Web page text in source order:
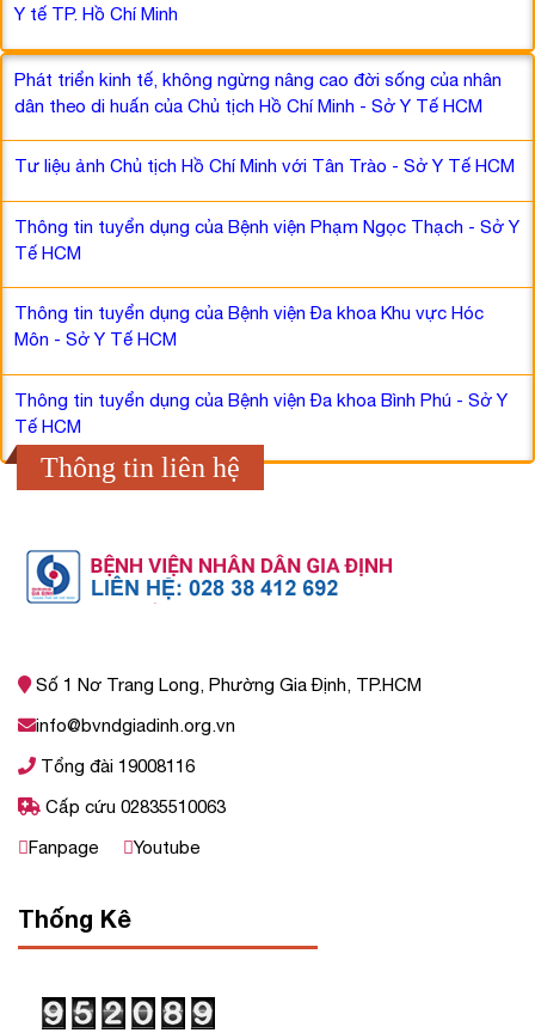
Y tế TP. Hồ Chí Minh
Phát triển kinh tế, không ngừng nâng cao đời sống của nhân
dân theo di huấn của Chủ tịch Hồ Chí Minh - Sở Y Tế HCM
Tư liệu ảnh Chủ tịch Hồ Chí Minh với Tân Trào - Sở Y Tế HCM
Thông tin tuyển dụng của Bệnh viện Phạm Ngọc Thạch - Sở Y
Tế HCM
Thông tin tuyển dụng của Bệnh viện Đa khoa Khu vực Hóc
Môn - Sở Y Tế HCM
Thông tin tuyển dụng của Bệnh viện Đa khoa Bình Phú - Sở Y
Tế HCM
Thông tin liên hệ
Số 1 Nơ Trang Long, Phường Gia Định, TP.HCM
info@bvndgiadinh.org.vn
Tổng đài 19008116
Cấp cứu 02835510063
Fanpage
Youtube
Thống Kê